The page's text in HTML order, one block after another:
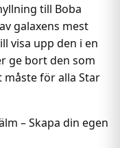
till Boba
galaxens mest
visa upp den i en
ge bort den som
måste för alla Star
– Skapa din egen